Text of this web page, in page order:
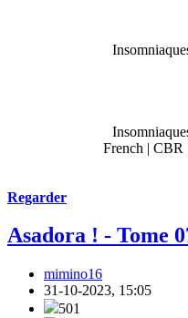
French | CBR
Regarder
Asadora ! - Tome
mimino16
31-10-2023, 15:05
501